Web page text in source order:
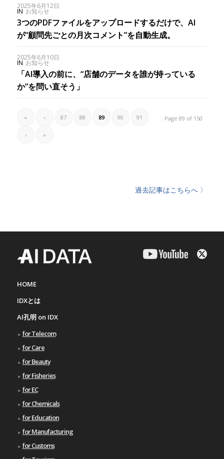
2025年6月12日
IN お知らせ
3つのPDFファイルをアップロードするだけで、AI
が“顧問先ごとの月次コメント”を自動生成。
2025年6月10日
IN お知らせ
「AI導入の前に、“店舗のデータを誰が持っている
か”を問い直そう」
Page 89 of 150
« ‹ 87 88 89 90 91
› »
過去記事はこちらへ 〉
HOME
IDXとは
AI孔明 on IDX
for Telecom
for Care
for Beauty
for Fisheries
for EC
for Chemicals
for Education
for Manufacturing
for Customs